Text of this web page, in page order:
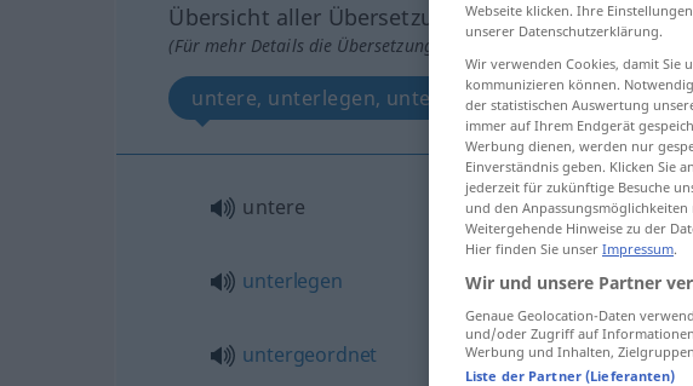
Übersicht aller Übersetzungen
(Für mehr Details die Übersetzung anklicken/antippen)
untere, unterlegen, untergeordnet, minderwertig,
untere
unterlegen
untergeordnet
Webseite klicken. Ihre
unserer Datenschutzerklärung.
Wir verwenden Cookies, damit Sie
kommunizieren können.
der statistischen Auswertung
immer auf Ihrem Endgerät
Werbung dienen, werden nur
Einverständnis geben. Klicken Sie
jederzeit für zukünftige Besuche
und den
Weitergehende Hinweise zu der
Hier finden Sie unser Impressum.
Wir und unsere Partner
Genaue Geolocation-Daten
und/oder Zugriff auf
Werbung und Inhalten,
Liste der Partner (Lieferanten)